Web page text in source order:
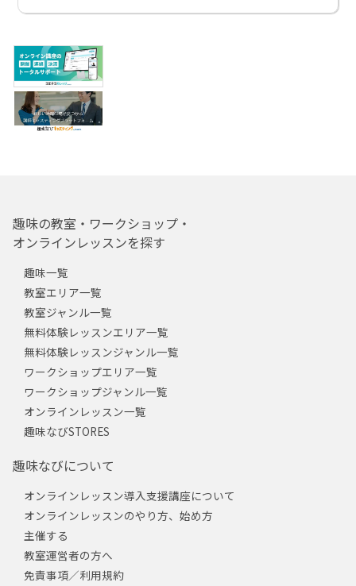
趣味の教室・ワークショップ・
オンラインレッスンを探す
趣味一覧
教室エリア一覧
教室ジャンル一覧
無料体験レッスンエリア一覧
無料体験レッスンジャンル一覧
ワークショップエリア一覧
ワークショップジャンル一覧
オンラインレッスン一覧
趣味なびSTORES
趣味なびについて
オンラインレッスン導入支援講座について
オンラインレッスンのやり方、始め方
主催する
教室運営者の方へ
免責事項／利用規約